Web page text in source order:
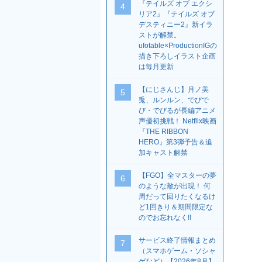
4
『テイルズ オブ エクシ
リア2』『テイルズ オブ
デスティニー2』新イラ
ストが解禁。
ufotable×ProductionIGの
描き下ろしイラスト企画
は毎月更新
5
【にじさんじ】月ノ美
兎、ルンルン、でびで
び・でびるが長編アニメ
声優初挑戦！ Netflix映画
『THE RIBBON
HERO』第3弾予告＆追
加キャスト解禁
6
【FGO】全マスターの夢
のような敵が出現！ 何
周だって回りたくなるけ
ど1回きり＆期間限定な
のでお忘れなく!!
7
サービス終了情報まとめ
（スマホゲーム・ソシャ